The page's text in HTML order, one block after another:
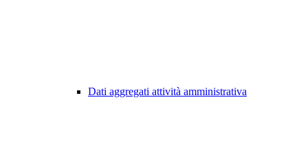
Dati aggregati attività amministrativa